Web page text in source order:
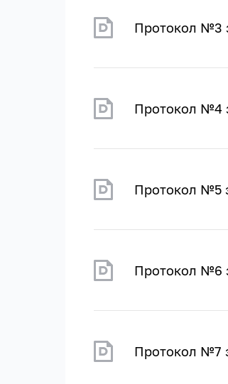
Протокол №3
Протокол №4
Протокол №5
Протокол №6
Протокол №7